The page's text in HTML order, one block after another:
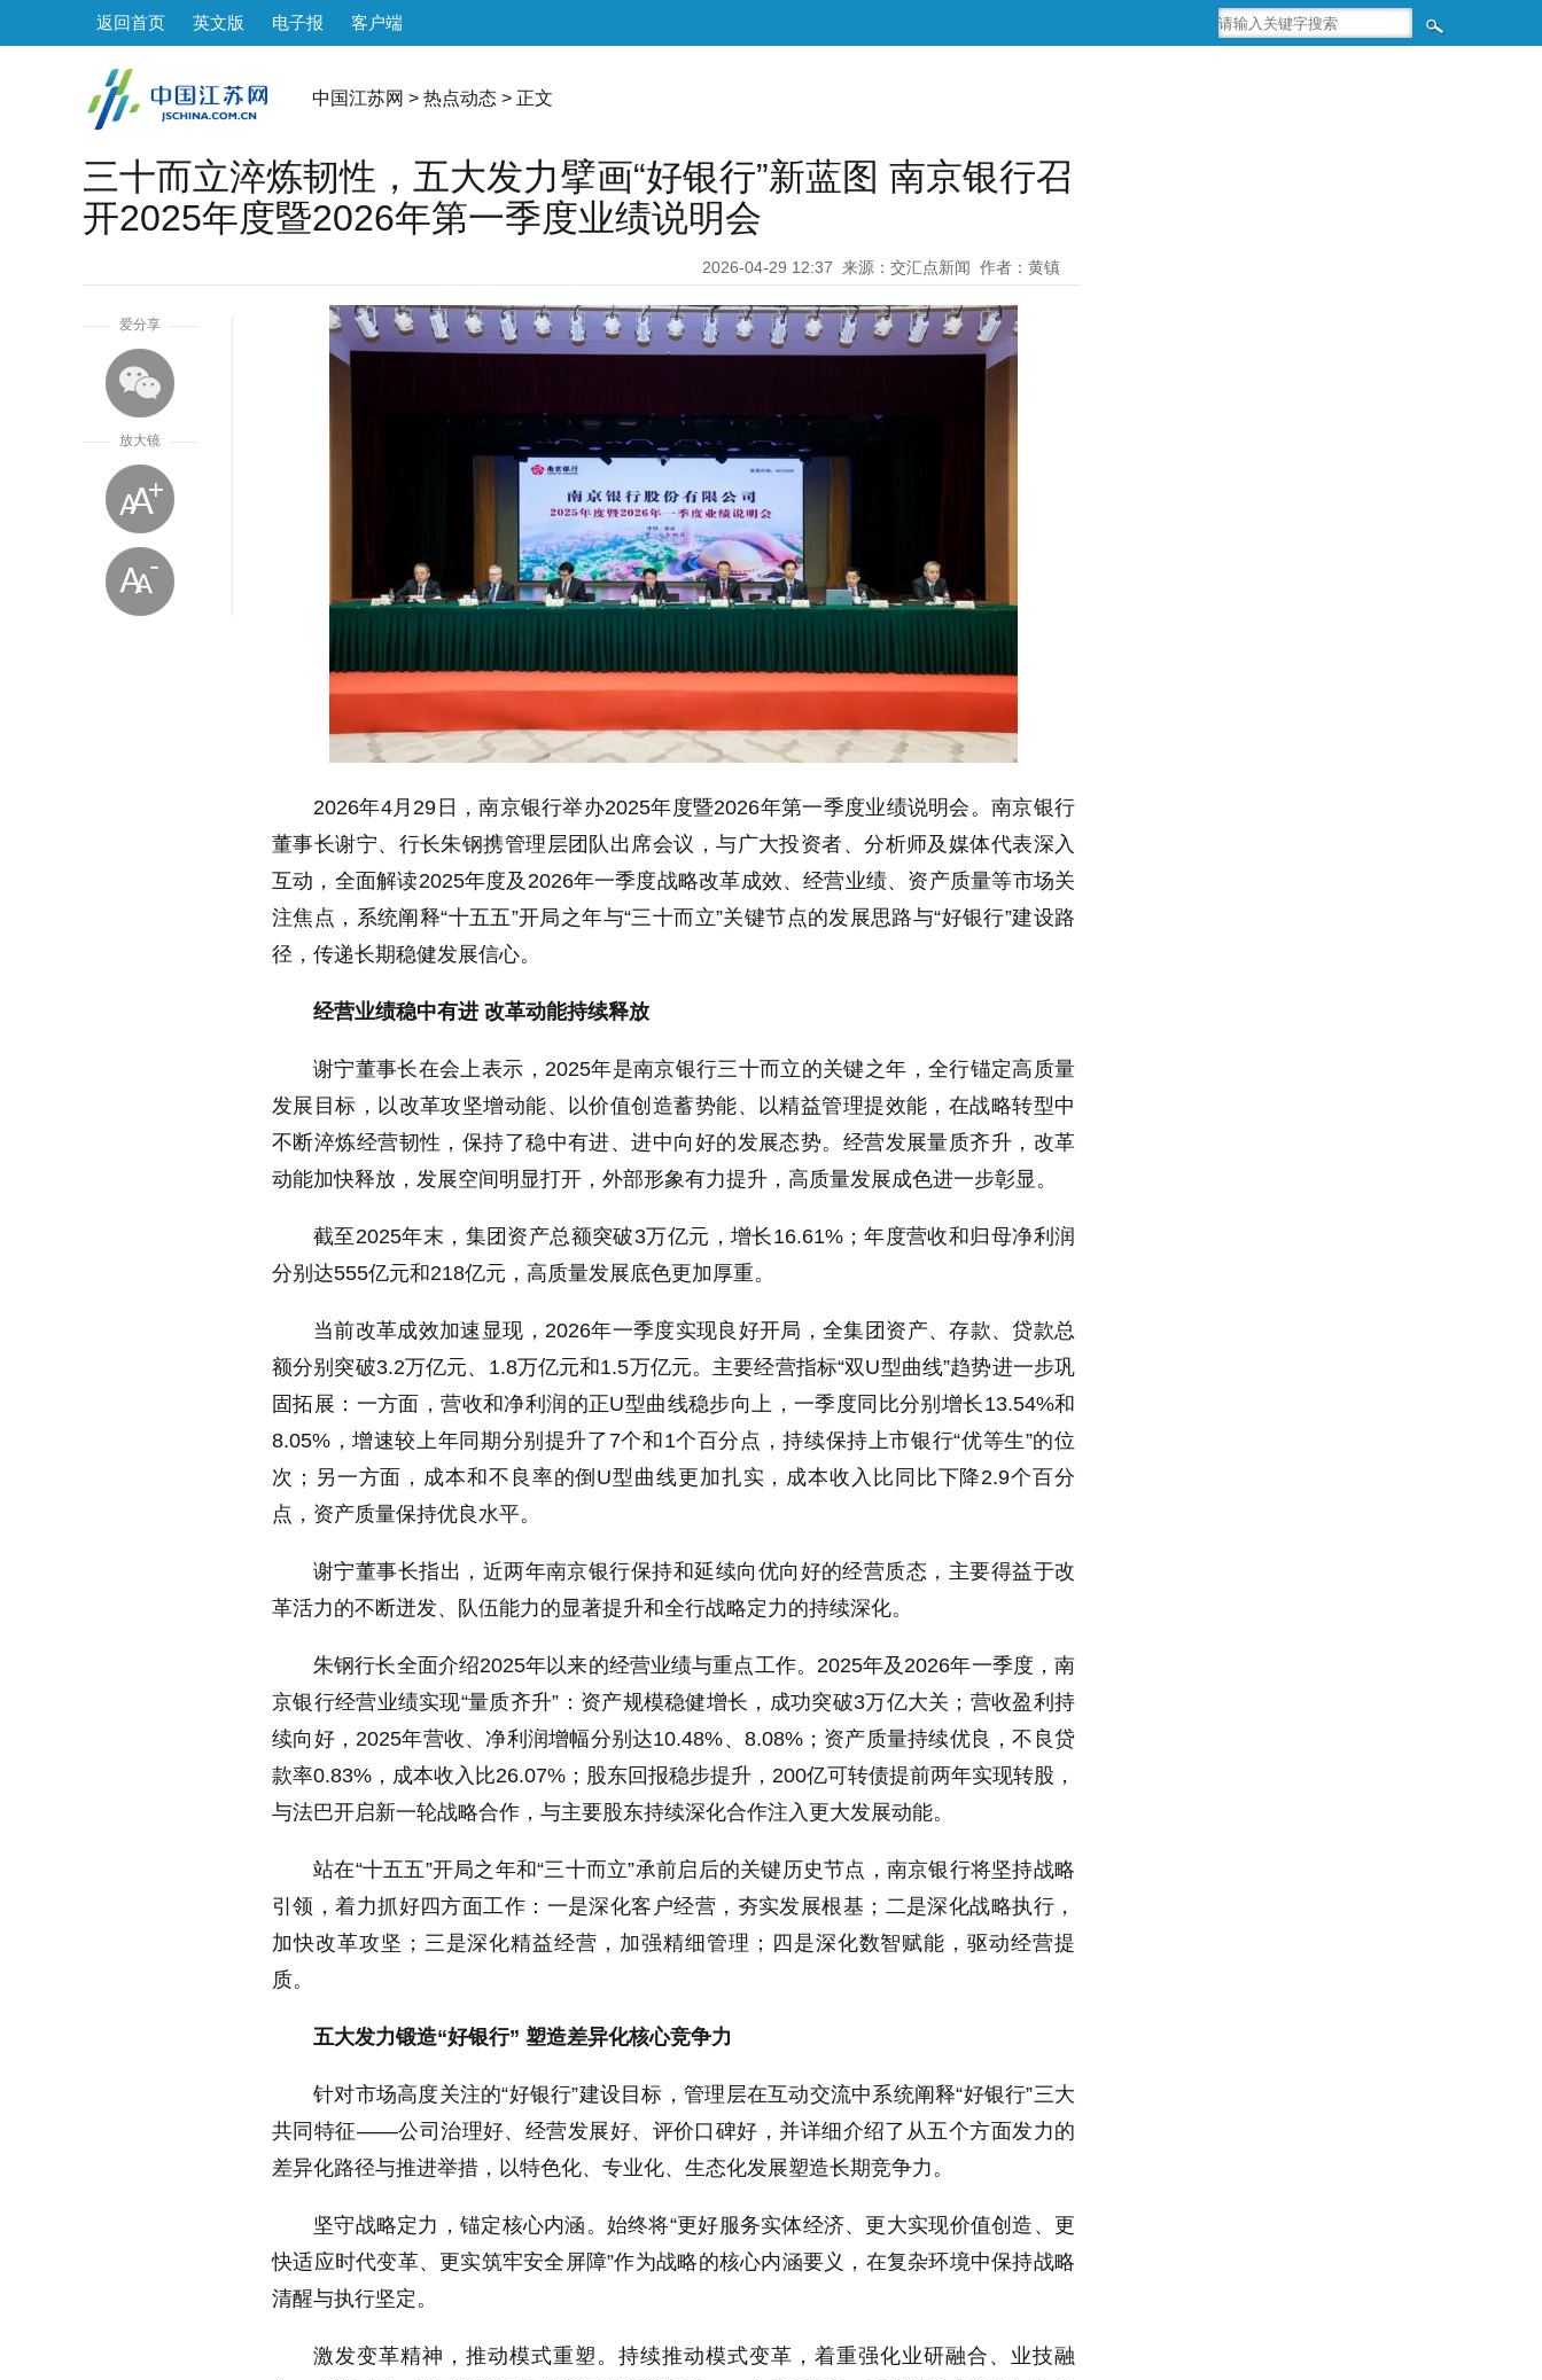
返回首页 英文版 电子报 客户端
中国江苏网 > 热点动态 > 正文
三十而立淬炼韧性，五大发力擘画“好银行”新蓝图 南京银行召
开2025年度暨2026年第一季度业绩说明会
2026-04-29 12:37 来源：交汇点新闻 作者：黄镇
爱分享
放大镜
2026年4月29日，南京银行举办2025年度暨2026年第一季度业绩说明会。南京银行
董事长谢宁、行长朱钢携管理层团队出席会议，与广大投资者、分析师及媒体代表深入
互动，全面解读2025年度及2026年一季度战略改革成效、经营业绩、资产质量等市场关
注焦点，系统阐释“十五五”开局之年与“三十而立”关键节点的发展思路与“好银行”建设路
径，传递长期稳健发展信心。
经营业绩稳中有进 改革动能持续释放
谢宁董事长在会上表示，2025年是南京银行三十而立的关键之年，全行锚定高质量
发展目标，以改革攻坚增动能、以价值创造蓄势能、以精益管理提效能，在战略转型中
不断淬炼经营韧性，保持了稳中有进、进中向好的发展态势。经营发展量质齐升，改革
动能加快释放，发展空间明显打开，外部形象有力提升，高质量发展成色进一步彰显。
截至2025年末，集团资产总额突破3万亿元，增长16.61%；年度营收和归母净利润
分别达555亿元和218亿元，高质量发展底色更加厚重。
当前改革成效加速显现，2026年一季度实现良好开局，全集团资产、存款、贷款总
额分别突破3.2万亿元、1.8万亿元和1.5万亿元。主要经营指标“双U型曲线”趋势进一步巩
固拓展：一方面，营收和净利润的正U型曲线稳步向上，一季度同比分别增长13.54%和
8.05%，增速较上年同期分别提升了7个和1个百分点，持续保持上市银行“优等生”的位
次；另一方面，成本和不良率的倒U型曲线更加扎实，成本收入比同比下降2.9个百分
点，资产质量保持优良水平。
谢宁董事长指出，近两年南京银行保持和延续向优向好的经营质态，主要得益于改
革活力的不断迸发、队伍能力的显著提升和全行战略定力的持续深化。
朱钢行长全面介绍2025年以来的经营业绩与重点工作。2025年及2026年一季度，南
京银行经营业绩实现“量质齐升”：资产规模稳健增长，成功突破3万亿大关；营收盈利持
续向好，2025年营收、净利润增幅分别达10.48%、8.08%；资产质量持续优良，不良贷
款率0.83%，成本收入比26.07%；股东回报稳步提升，200亿可转债提前两年实现转股，
与法巴开启新一轮战略合作，与主要股东持续深化合作注入更大发展动能。
站在“十五五”开局之年和“三十而立”承前启后的关键历史节点，南京银行将坚持战略
引领，着力抓好四方面工作：一是深化客户经营，夯实发展根基；二是深化战略执行，
加快改革攻坚；三是深化精益经营，加强精细管理；四是深化数智赋能，驱动经营提
质。
五大发力锻造“好银行” 塑造差异化核心竞争力
针对市场高度关注的“好银行”建设目标，管理层在互动交流中系统阐释“好银行”三大
共同特征——公司治理好、经营发展好、评价口碑好，并详细介绍了从五个方面发力的
差异化路径与推进举措，以特色化、专业化、生态化发展塑造长期竞争力。
坚守战略定力，锚定核心内涵。始终将“更好服务实体经济、更大实现价值创造、更
快适应时代变革、更实筑牢安全屏障”作为战略的核心内涵要义，在复杂环境中保持战略
清醒与执行坚定。
激发变革精神，推动模式重塑。持续推动模式变革，着重强化业研融合、业技融